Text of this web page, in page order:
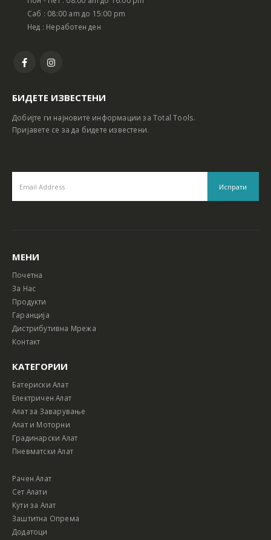
Батериски сет Ротирачки Чекан и Бормашина 20V
Саб : 08:00 am до 15:00 pm
Нед : Неработен ден
БИДЕТЕ ИЗВЕСТЕНИ
Добијте ги најновите информации за Total Tools.
Пријавете се за да бидете известени.
МЕНИ
Почетна
За Нас
Продукти
Гаранција
Дистрибутивна Мрежа
Контакт
КАТЕГОРИИ
Батериски Алат
Електричен Алат
Алат за Заварување
Алат и Моторни
Градинарски Алат
Пневматски Алат
Рачен Алат
Сет Алати
Кути за Алат
Заштитна Опрема
Додатоци